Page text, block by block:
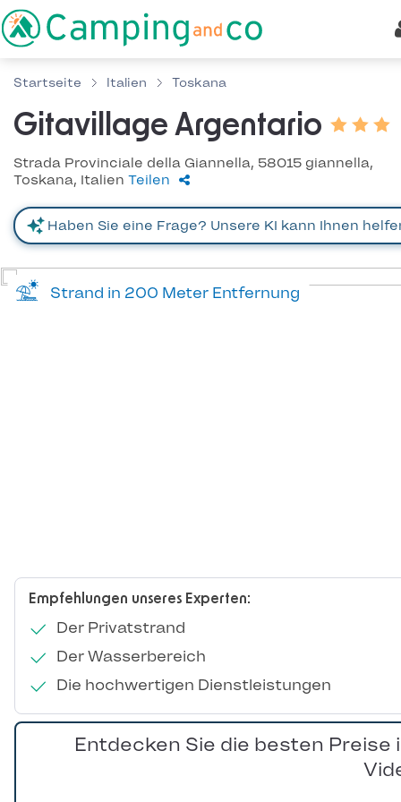
Startseite Italien Toskana
Gitavillage Argentario
Strada Provinciale della Giannella, 58015 giannella,
Toskana, Italien Teilen
Empfehlungen unseres Experten:
Der Privatstrand
Der Wasserbereich
Die hochwertigen Dienstleistungen
Strand in 200 Meter Entfernung
Entdecken Sie die besten Preise